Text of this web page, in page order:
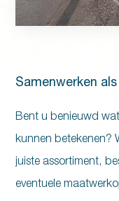
Samenwerken
Bent u benieuwd
kunnen betekenen?
juiste assortiment,
eventuele